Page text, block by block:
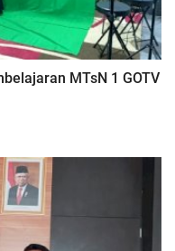
MTsN 1 GOTV